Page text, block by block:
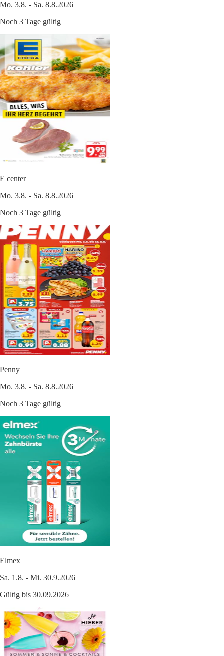
Mo. 3.8. - Sa. 8.8.2026
Noch 3 Tage gültig
E center
Mo. 3.8. - Sa. 8.8.2026
Noch 3 Tage gültig
Penny
Mo. 3.8. - Sa. 8.8.2026
Noch 3 Tage gültig
Elmex
Sa. 1.8. - Mi. 30.9.2026
Gültig bis 30.09.2026